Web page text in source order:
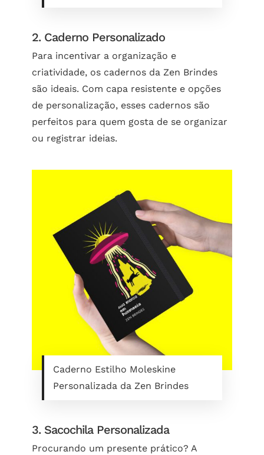
2. Caderno Personalizado
Para incentivar a organização e
criatividade, os cadernos da Zen Brindes
são ideais. Com capa resistente e opções
de personalização, esses cadernos são
perfeitos para quem gosta de se organizar
ou registrar ideias.
Caderno Estilho Moleskine
Personalizada da Zen Brindes
3. Sacochila Personalizada
Procurando um presente prático? A